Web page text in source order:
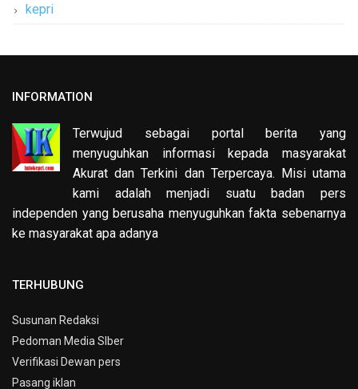
kepri
INFORMATION
Terwujud sebagai portal berita yang
menyuguhkan informasi kepada masyarakat
Akurat dan Terkini dan Terpercaya. Misi utama
kami adalah menjadi suatu badan pers
independen yang berusaha menyuguhkan fakta sebenarnya
ke masyarakat apa adanya
TERHUBUNG
Susunan Redaksi
Pedoman Media SIber
Verifikasi Dewan pers
Pasang iklan